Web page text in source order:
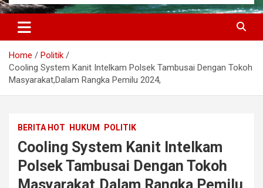
Kembar Multi Media
Home
Politik
Cooling System Kanit Intelkam Polsek Tambusai Dengan Tokoh
Masyarakat,Dalam Rangka Pemilu 2024,
BERITA HOT HUKUM POLITIK
Cooling System Kanit Intelkam
Polsek Tambusai Dengan Tokoh